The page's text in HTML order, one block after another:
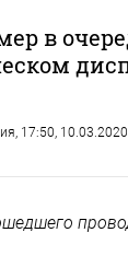
в
, 17:50, 10.03.2020